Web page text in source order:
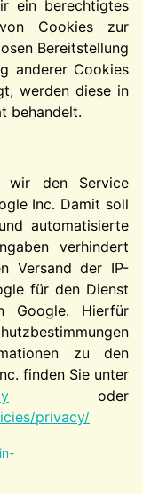
ein berechtigtes
Cookies zur
Bereitstellung
anderer Cookies
werden diese in
behandelt.
wir den Service
Inc. Damit soll
automatisierte
verhindert
Versand der IP-
für den Dienst
Google. Hierfür
zu den
finden Sie unter
oder
privacy/